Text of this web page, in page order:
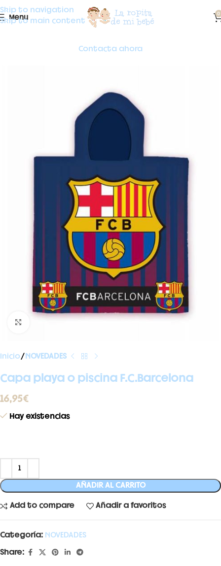
Skip to navigation
Skip to main content
Menu 0
Contacta ahora
Inicio NOVEDADES
Capa playa o piscina F.C.Barcelona
16,95€
Hay existencias
AÑADIR AL CARRITO
Add to compare Añadir a favoritos
Categoría: NOVEDADES
Share: